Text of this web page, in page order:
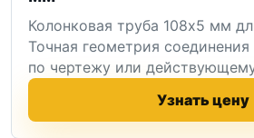
Колонковая труба 108x5 мм
Точная геометрия соединения
по чертежу или
Узнать цену